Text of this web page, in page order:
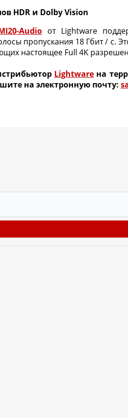
HDR и Dolby Vision
Audio от Lightware
пропускания 18 Гбит / с.
настоящее Full 4K
Lightware на
на электронную почту: